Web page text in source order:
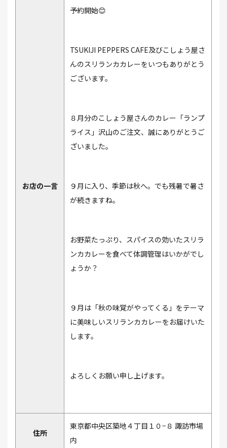
お店の一言
予約開始😊
TSUKIJI PEPPERS CAFE及びこしょう屋さ
んのスリランカカレーをいつもありがとう
ございます。
８月分のこしょう屋さんのカレー「ランプ
ライス」沢山のご注文、誠にありがとうご
ざいました。
９月に入り、季節は秋へ。でも残暑で暑さ
が続きますね。
お野菜たっぷり、スパイスの効いたスリラ
ンカカレーを食べて体調管理はいかがでし
ょうか？
９月は「秋の味覚がやってくる」をテーマ
に美味しいスリランカカレーをお届けいた
します。
よろしくお願い申し上げます。
住所
東京都中央区築地４丁目１０−８ 諏訪市場
内